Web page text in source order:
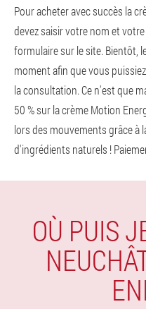
Pour acheter avec succès la
devez saisir votre nom et
formulaire sur le site. Bientôt,
moment afin que vous
la consultation. Ce n'est que
50 % sur la crème Motion
lors des mouvements grâce à
d'ingrédients naturels !
OÙ PUIS